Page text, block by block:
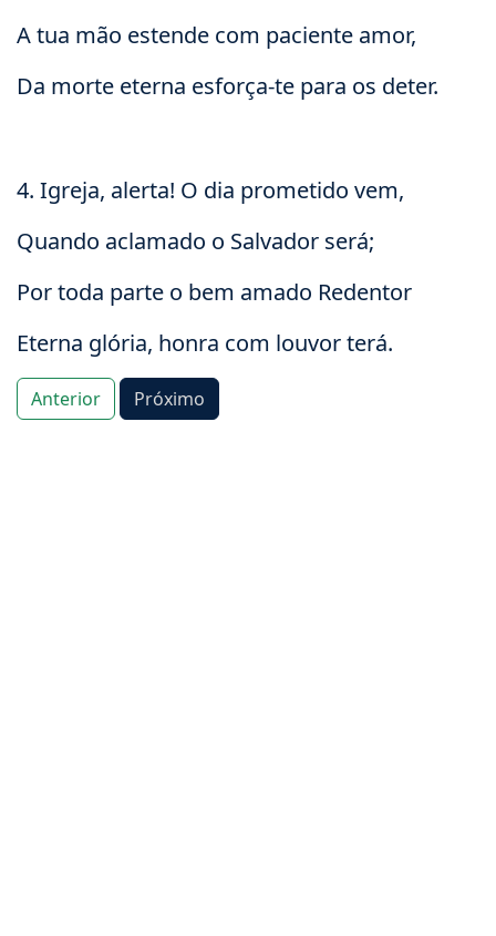
A tua mão estende com paciente amor,
Da morte eterna esforça-te para os deter.
4. Igreja, alerta! O dia prometido vem,
Quando aclamado o Salvador será;
Por toda parte o bem amado Redentor
Eterna glória, honra com louvor terá.
Anterior Próximo